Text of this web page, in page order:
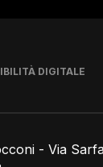
- Via
DIGITALE